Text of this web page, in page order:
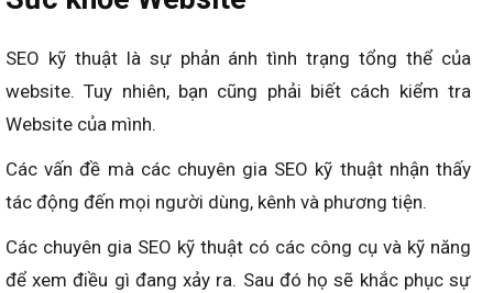
SEO kỹ thuật là sự phản ánh tình trạng tổng thể của
website. Tuy nhiên, bạn cũng phải biết cách kiểm tra
Website của mình.
Các vấn đề mà các chuyên gia SEO kỹ thuật nhận thấy
tác động đến mọi người dùng, kênh và phương tiện.
Các chuyên gia SEO kỹ thuật có các công cụ và kỹ năng
để xem điều gì đang xảy ra. Sau đó họ sẽ khắc phục sự